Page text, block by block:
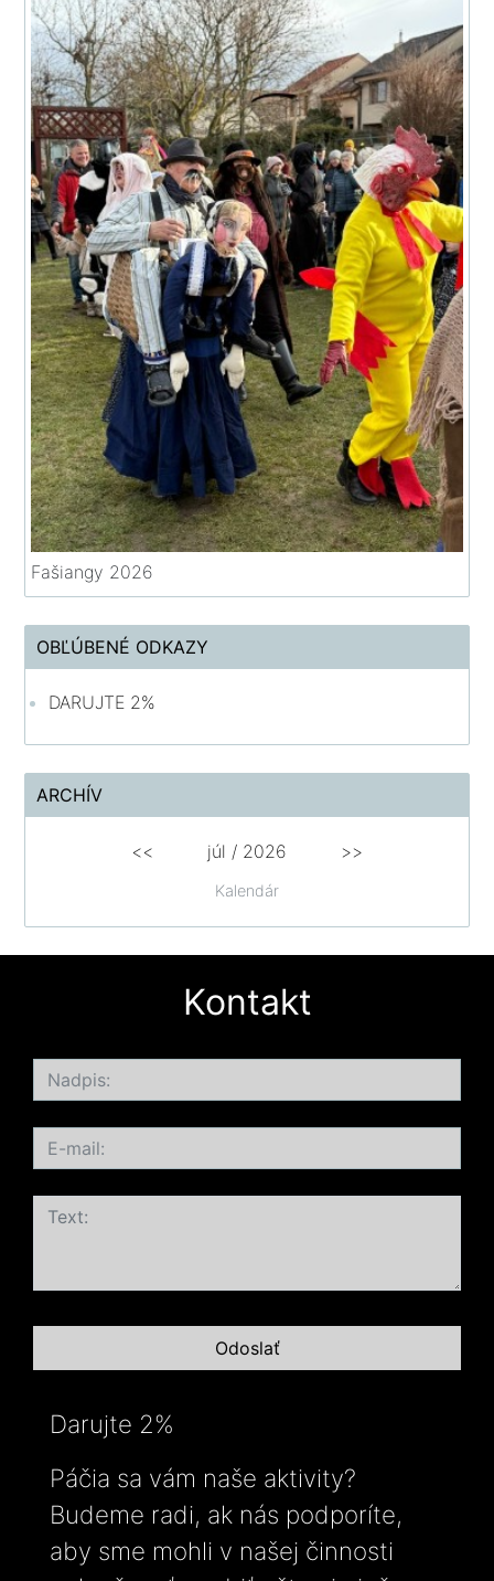
Fašiangy 2026
OBĽÚBENÉ ODKAZY
DARUJTE 2%
ARCHÍV
Kalendár
<< júl / 2026 >>
Kontakt
Darujte 2%
Páčia sa vám naše aktivity?
Budeme radi, ak nás podporíte,
aby sme mohli v našej činnosti